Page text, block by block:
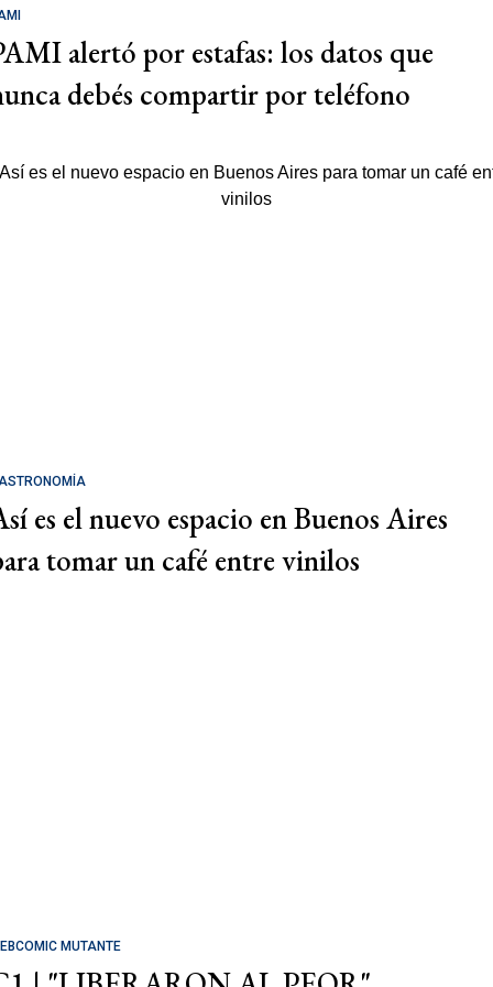
alertó por estafas: los datos que
debés compartir por teléfono
es el nuevo espacio en Buenos Aires
tomar un café entre vinilos
MUTANTE